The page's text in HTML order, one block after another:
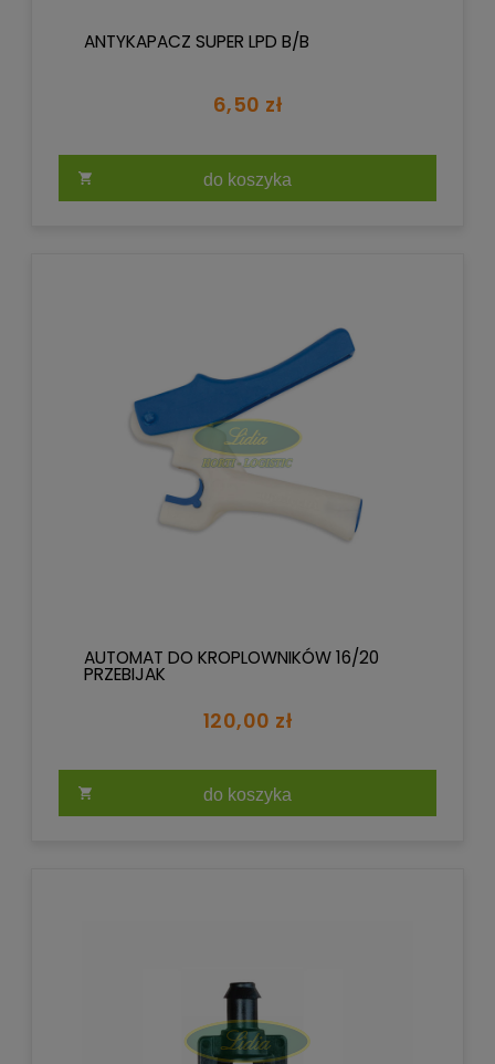
ANTYKAPACZ SUPER LPD B/B
6,50 zł
do koszyka
AUTOMAT DO KROPLOWNIKÓW 16/20
PRZEBIJAK
120,00 zł
do koszyka